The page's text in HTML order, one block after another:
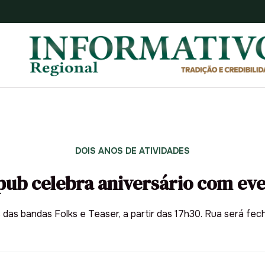
DOIS ANOS DE ATIVIDADES
celebra aniversário com
bandas Folks e Teaser, a partir das 17h30. Rua será